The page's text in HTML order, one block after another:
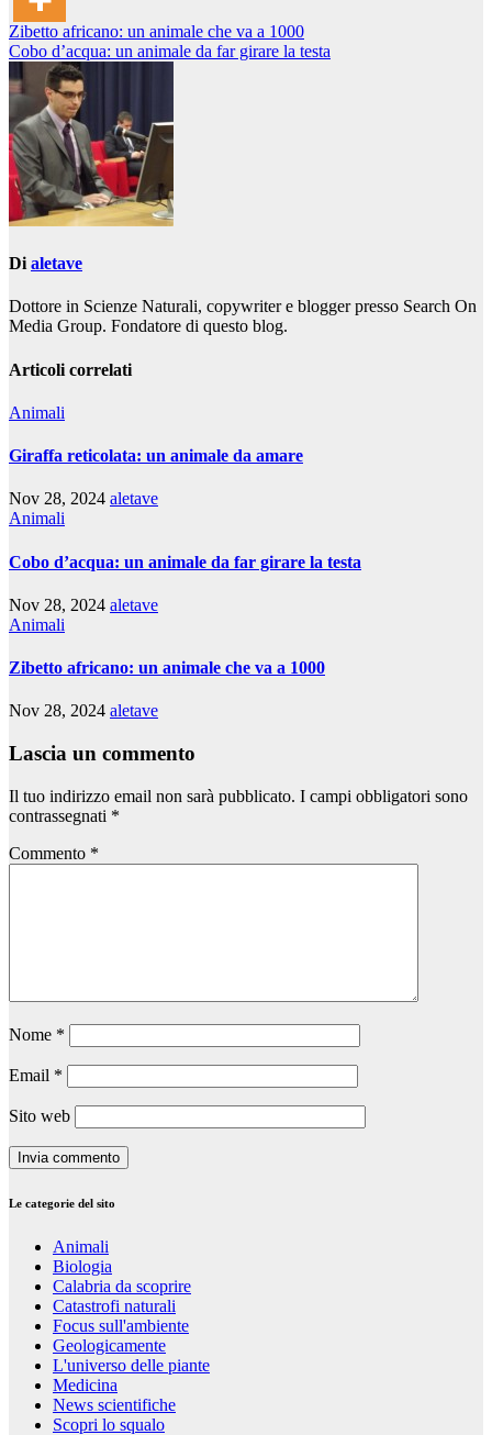
Navigazione
articoli
Zibetto africano: un animale che va a 1000
Cobo d’acqua: un animale da far girare la testa
Di aletave
Dottore in Scienze Naturali, copywriter e blogger presso Search On
Media Group. Fondatore di questo blog.
Articoli correlati
Animali
Giraffa reticolata: un animale da amare
Nov 28, 2024 aletave
Animali
Cobo d’acqua: un animale da far girare la testa
Nov 28, 2024 aletave
Animali
Zibetto africano: un animale che va a 1000
Nov 28, 2024 aletave
Lascia un commento
Il tuo indirizzo email non sarà pubblicato. I campi obbligatori sono
contrassegnati *
Commento *
Nome *
Email *
Sito web
Le categorie del sito
Animali
Biologia
Calabria da scoprire
Catastrofi naturali
Focus sull'ambiente
Geologicamente
L'universo delle piante
Medicina
News scientifiche
Scopri lo squalo